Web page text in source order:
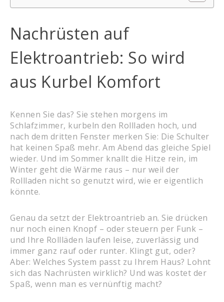
Nachrüsten auf
Elektroantrieb: So wird
aus Kurbel Komfort
Kennen Sie das? Sie stehen morgens im
Schlafzimmer, kurbeln den Rollladen hoch, und
nach dem dritten Fenster merken Sie: Die Schulter
hat keinen Spaß mehr. Am Abend das gleiche Spiel
wieder. Und im Sommer knallt die Hitze rein, im
Winter geht die Wärme raus – nur weil der
Rollladen nicht so genutzt wird, wie er eigentlich
könnte.
Genau da setzt der Elektroantrieb an. Sie drücken
nur noch einen Knopf – oder steuern per Funk –
und Ihre Rollläden laufen leise, zuverlässig und
immer ganz rauf oder runter. Klingt gut, oder?
Aber: Welches System passt zu Ihrem Haus? Lohnt
sich das Nachrüsten wirklich? Und was kostet der
Spaß, wenn man es vernünftig macht?